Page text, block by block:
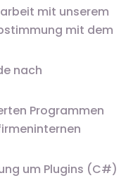
mit unserem
mit dem
nach
Programmen
um Plugins (C#)